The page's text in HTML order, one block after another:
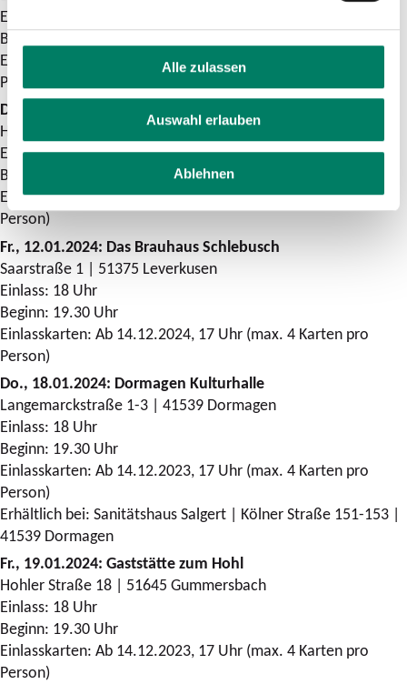
Alle zulassen
Auswahl erlauben
Ablehnen
Einlass: 14 Uhr
Beginn: 15 Uhr
Einlasskarten: Ab 14.12.2023, 17 Uhr (max. 4 Karten pro
Person)
Do., 11.01.2024: Café Bistro Picasso
Hauptstr. 246 | 51303 Rösrath
Einlass: 18 Uhr
Beginn: 19.30 Uhr
Einlasskarten: Ab 14.12.2023, 17 Uhr (max. 4 Karten pro
Person)
Fr., 12.01.2024: Das Brauhaus Schlebusch
Saarstraße 1 | 51375 Leverkusen
Einlass: 18 Uhr
Beginn: 19.30 Uhr
Einlasskarten: Ab 14.12.2024, 17 Uhr (max. 4 Karten pro
Person)
Do., 18.01.2024: Dormagen Kulturhalle
Langemarckstraße 1-3 | 41539 Dormagen
Einlass: 18 Uhr
Beginn: 19.30 Uhr
Einlasskarten: Ab 14.12.2023, 17 Uhr (max. 4 Karten pro
Person)
Erhältlich bei: Sanitätshaus Salgert | Kölner Straße 151-153 |
41539 Dormagen
Fr., 19.01.2024: Gaststätte zum Hohl
Hohler Straße 18 | 51645 Gummersbach
Einlass: 18 Uhr
Beginn: 19.30 Uhr
Einlasskarten: Ab 14.12.2023, 17 Uhr (max. 4 Karten pro
Person)